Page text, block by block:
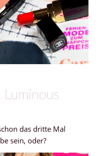
Luminous
das dritte Mal
sein, oder?